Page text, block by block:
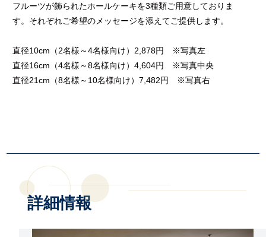
フルーツが飾られたホールケーキを3種類ご用意しておりま
す。それぞれご希望のメッセージを添えてご提供します。
直径10cm（2名様～4名様向け）2,878円 ※写真左
直径16cm（4名様～8名様向け）4,604円 ※写真中央
直径21cm（8名様～10名様向け）7,482円 ※写真右
詳細情報